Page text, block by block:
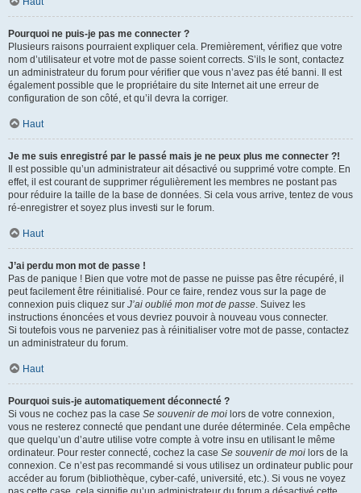
Pourquoi ne puis-je pas me connecter ?
Plusieurs raisons pourraient expliquer cela. Premièrement, vérifiez que votre
nom d’utilisateur et votre mot de passe soient corrects. S’ils le sont, contactez
un administrateur du forum pour vérifier que vous n’avez pas été banni. Il est
également possible que le propriétaire du site Internet ait une erreur de
configuration de son côté, et qu’il devra la corriger.
Haut
Je me suis enregistré par le passé mais je ne peux plus me connecter ?!
Il est possible qu’un administrateur ait désactivé ou supprimé votre compte. En
effet, il est courant de supprimer régulièrement les membres ne postant pas
pour réduire la taille de la base de données. Si cela vous arrive, tentez de vous
ré-enregistrer et soyez plus investi sur le forum.
Haut
J’ai perdu mon mot de passe !
Pas de panique ! Bien que votre mot de passe ne puisse pas être récupéré, il
peut facilement être réinitialisé. Pour ce faire, rendez vous sur la page de
connexion puis cliquez sur J’ai oublié mon mot de passe. Suivez les
instructions énoncées et vous devriez pouvoir à nouveau vous connecter.
Si toutefois vous ne parveniez pas à réinitialiser votre mot de passe, contactez
un administrateur du forum.
Haut
Pourquoi suis-je automatiquement déconnecté ?
Si vous ne cochez pas la case Se souvenir de moi lors de votre connexion,
vous ne resterez connecté que pendant une durée déterminée. Cela empêche
que quelqu’un d’autre utilise votre compte à votre insu en utilisant le même
ordinateur. Pour rester connecté, cochez la case Se souvenir de moi lors de la
connexion. Ce n’est pas recommandé si vous utilisez un ordinateur public pour
accéder au forum (bibliothèque, cyber-café, université, etc.). Si vous ne voyez